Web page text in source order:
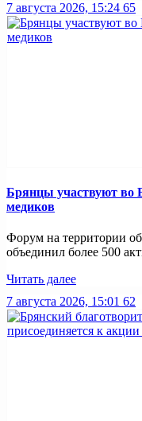
7 августа 2026, 15:24 65
Брянцы участвуют во
медиков
Форум на территории
объединил более 500
Читать далее
7 августа 2026, 15:01 62